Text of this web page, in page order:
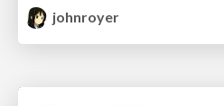
johnroyer